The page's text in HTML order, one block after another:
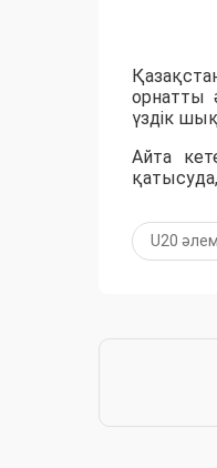
орнатты
үздік
Айта
U20